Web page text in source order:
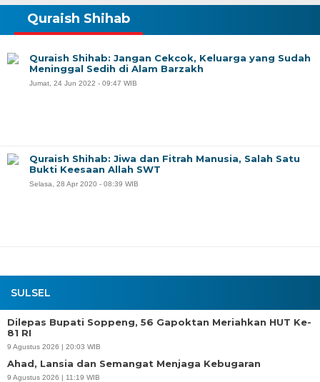
SULSEL
Dilepas Bupati Soppeng, 56 Gapoktan Meriahkan HUT Ke-
81 RI
9 Agustus 2026 | 20:03 WIB
Ahad, Lansia dan Semangat Menjaga Kebugaran
9 Agustus 2026 | 11:19 WIB
Quraish Shihab
Quraish Shihab: Jangan Cekcok, Keluarga yang Sudah
Meninggal Sedih di Alam Barzakh
Jumat, 24 Jun 2022 - 09:47 WIB
Quraish Shihab: Jiwa dan Fitrah Manusia, Salah Satu
Bukti Keesaan Allah SWT
Selasa, 28 Apr 2020 - 08:39 WIB